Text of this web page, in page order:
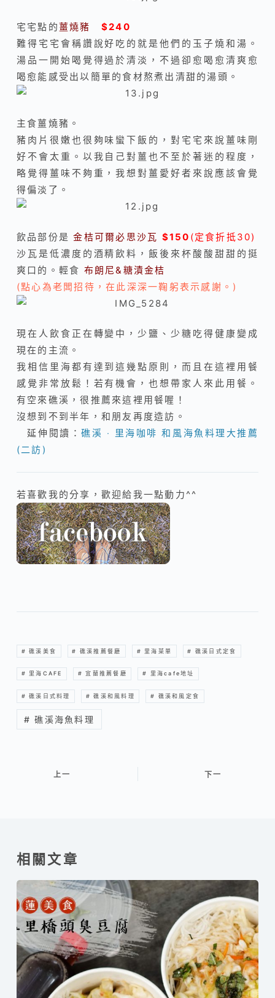
宅宅點的薑燒豬
$240
難得宅宅會稱讚說好吃的就是他們的玉子燒和湯。
湯品一開始喝覺得過於清淡，不過卻愈喝愈清爽愈
喝愈能感受出以簡單的食材熬煮出清甜的湯頭。
主食薑燒豬。
豬肉片很嫩也很夠味蠻下飯的，對宅宅來說薑味剛
好不會太重。以我自己對薑也不至於著迷的程度，
略覺得薑味不夠重，我想對薑愛好者來說應該會覺
得偏淡了。
飲品部份是金桔可爾必思沙瓦 $150 (定食折抵30)
沙瓦是低濃度的酒精飲料，飯後來杯酸酸甜甜的挺
爽口的。輕食 布朗尼&糖漬金桔
(點心為老闆招待，在此深深一鞠躬表示感謝。)
現在人飲食正在轉變中，少鹽、少糖吃得健康變成
現在的主流。
我相信里海都有達到這幾點原則，而且在這裡用餐
感覺非常放鬆！ 若有機會，也想帶家人來此用餐。
有空來礁溪，很推薦來這裡用餐喔！
沒想到不到半年，和朋友再度造訪。
延伸閱讀：礁溪 ‧ 里海咖啡 和風海魚料理大推薦
(二訪)
若喜歡我的分享，歡迎給我一點動力^^
# 礁溪美食 # 礁溪推薦餐廳 # 里海菜單 # 礁溪日式定食
# 里海CAFE # 宜蘭推薦餐廳 # 里海cafe地址
# 礁溪日式料理 # 礁溪和風料理 # 礁溪和風定食
# 礁溪海魚料理
上一 下一
相關文章